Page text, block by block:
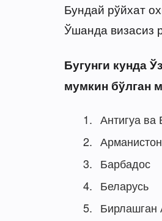
Бундай рўйхат
Ўшанда визасиз
Бугунги кунда
мумкин бўлган
Антигуа ва
Арманистон
Барбадос
Беларусь
Бирлашган